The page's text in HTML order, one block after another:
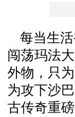
每当生
闯荡玛法
外物，只
为攻下沙
古传奇重